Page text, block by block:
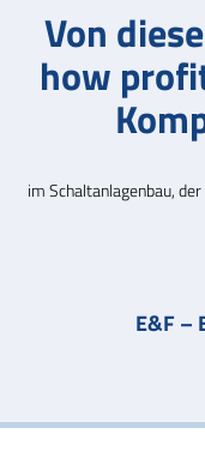
Von
how
im Schaltanlagenbau,
E&F –